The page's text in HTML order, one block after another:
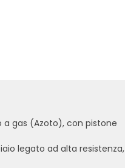
a gas (Azoto), con pistone
legato ad alta resistenza,